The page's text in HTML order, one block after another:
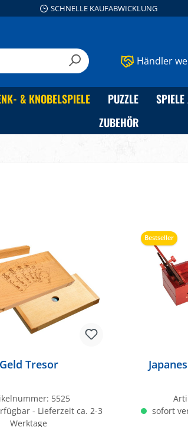
SCHNELLE KAUFABWICKLUNG
Händler
& KNOBELSPIELE PUZZLE
ZUBEHÖR
Geld Tresor
5525
- Lieferzeit ca. 2-3
Werktage
Bestseller
sofort